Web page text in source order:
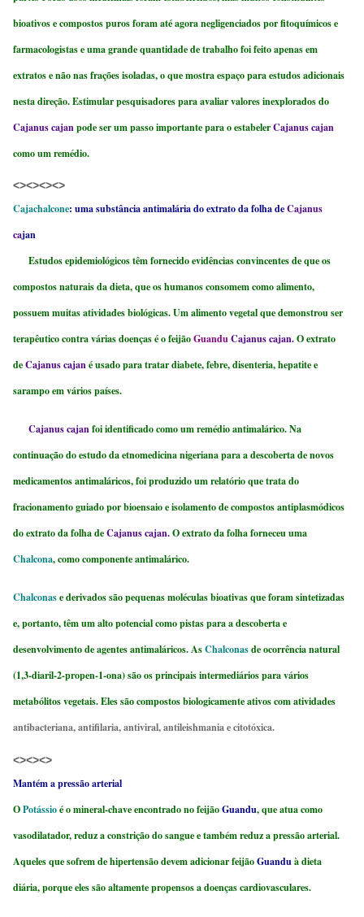
bioativos e compostos puros foram até agora negligenciados por fitoquímicos e
farmacologistas e uma grande quantidade de trabalho foi feito apenas em
extratos e não nas frações isoladas, o que mostra espaço para estudos adicionais
nesta direção. Estimular pesquisadores para avaliar valores inexplorados do
Cajanus cajanpode ser um passo importante para o estabelerCajanus cajan
como um remédio.
<><><><>
Cajachalcone: uma substância antimalária do extrato da folha deCajanus
cajan
Estudos epidemiológicos têm fornecido evidências convincentes de que os
compostos naturais da dieta, que os humanos consomem como alimento,
possuem muitas atividades biológicas. Um alimento vegetal que demonstrou ser
terapêutico contra várias doenças é o feijãoGuanduCajanus cajan.O extrato
deCajanus cajané usado para tratar diabete, febre, disenteria, hepatite e
sarampo em vários países.
Cajanus cajanfoi identificado como um remédio antimalárico. Na
continuação do estudo da etnomedicina nigeriana para a descoberta de novos
medicamentos antimaláricos, foi produzido um relatório que trata do
fracionamento guiado por bioensaio e isolamento de compostos antiplasmódicos
do extrato da folha deCajanus cajan.O extrato da folha forneceu uma
Chalcona, como componente antimalárico.
Chalconase derivados são pequenas moléculas bioativas que foram sintetizadas
e, portanto, têm um alto potencial como pistas para a descoberta e
desenvolvimento de agentes antimaláricos. AsChalconasde ocorrência natural
(1,3-diaril-2-propen-1-ona) são os principais intermediários para vários
metabólitos vegetais. Eles são compostos biologicamente ativos com atividades
antibacteriana, antifilaria, antiviral, antileishmania e citotóxica.
<><><>
Mantém a pressão arterial
OPotássioé o mineral-chave encontrado no feijãoGuandu, que atua como
vasodilatador, reduz a constrição do sangue e também reduz a pressão arterial.
Aqueles que sofrem de hipertensão devem adicionar feijãoGuanduà dieta
diária, porque eles são altamente propensos a doenças cardiovasculares.